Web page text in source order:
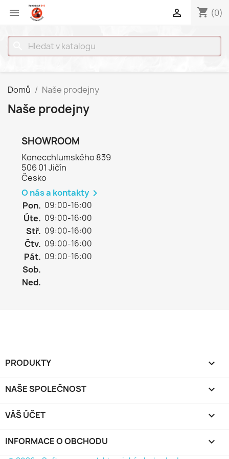
 shopping_cart (0)

Domů Naše prodejny
Naše prodejny
SHOWROOM
Konecchlumského 839
506 01 Jičín
Česko
O nás a kontakty 
Pon. 09:00-16:00
Úte. 09:00-16:00
Stř. 09:00-16:00
Čtv. 09:00-16:00
Pát. 09:00-16:00
Sob.
Ned.
PRODUKTY 
NAŠE SPOLEČNOST 
VÁŠ ÚČET 
INFORMACE O OBCHODU keyboard_arrow_down